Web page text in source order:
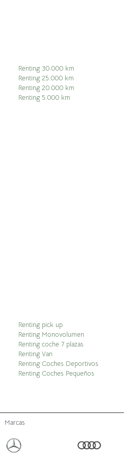
Renting 30.000 km
Renting 25.000 km
Renting 20.000 km
Renting 5.000 km
Renting pick up
Renting Monovolumen
Renting coche 7 plazas
Renting Van
Renting Coches Deportivos
Renting Coches Pequeños
Marcas